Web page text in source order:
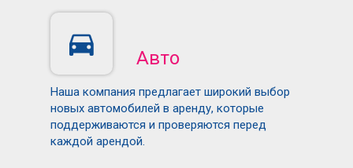
Авто
Наша компания предлагает широкий выбор
новых автомобилей в аренду, которые
поддерживаются и проверяются перед
каждой арендой.